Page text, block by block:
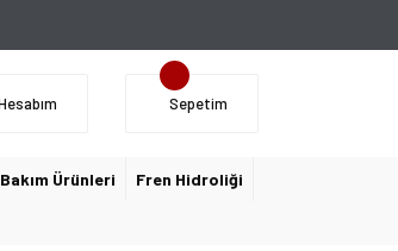
Sepetim
Ürünleri Fren Hidroliği